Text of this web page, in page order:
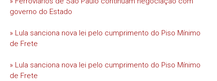
governo do Estado
» Lula sanciona nova lei pelo cumprimento do Piso Mínimo
de Frete
» Lula sanciona nova lei pelo cumprimento do Piso Mínimo
de Frete